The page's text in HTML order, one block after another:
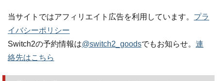
当サイトではアフィリエイト広告を利用しています。 プラ
イバシーポリシー
Switch2の予約情報は@switch2_goodsでもお知らせ。 連
絡先はこちら